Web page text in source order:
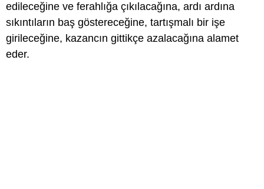
edileceğine ve ferahlığa çıkılacağına, ardı ardına
sıkıntıların baş göstereceğine, tartışmalı bir işe
girileceğine, kazancın gittikçe azalacağına alamet
eder.